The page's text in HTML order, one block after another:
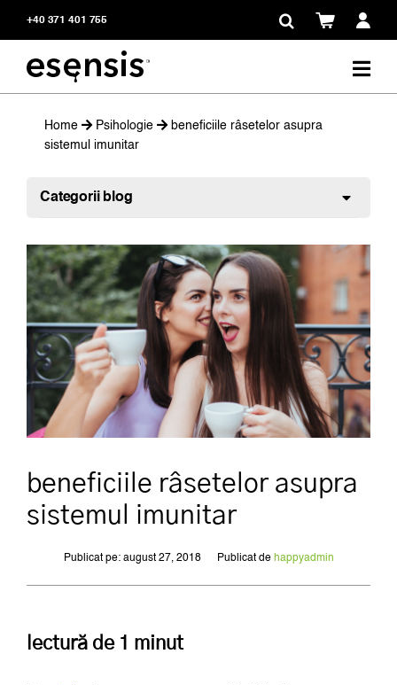
+40 371 401 755
Home Psihologie
beneficiile râsetelor asupra
sistemul imunitar
Categorii blog
beneficiile râsetelor asupra
sistemul imunitar
Publicat pe: august 27, 2018 Publicat de happyadmin
lectură de 1 minut